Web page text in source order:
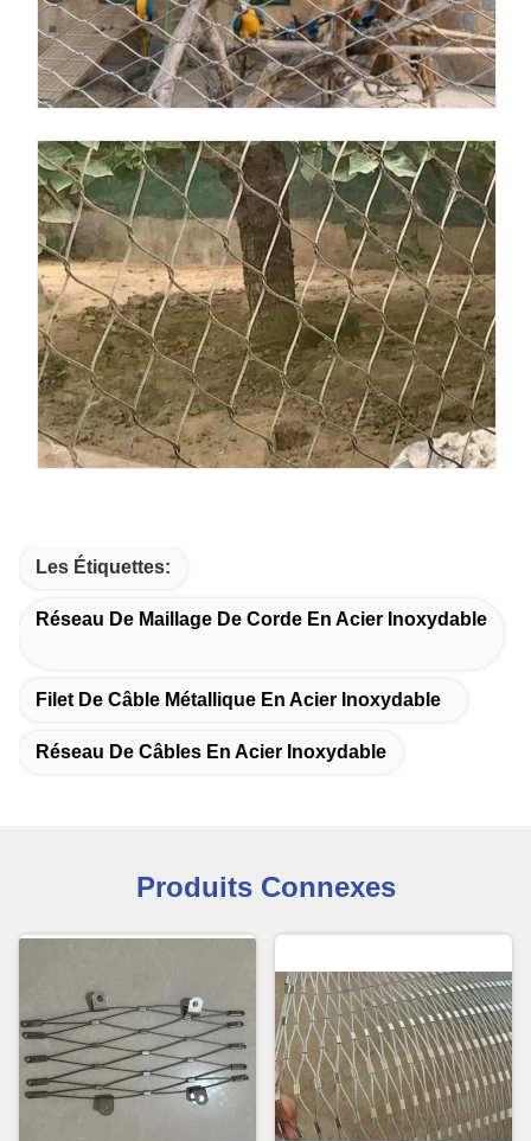
Les Étiquettes:
Réseau De Maillage De Corde En Acier Inoxydable
Filet De Câble Métallique En Acier Inoxydable
Réseau De Câbles En Acier Inoxydable
Produits Connexes